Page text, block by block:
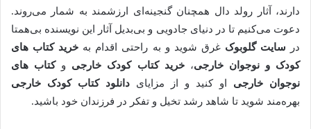
دارند، آثار رولد دال همچنان گنجینه‌ای ارزشمند به شمار می‌روند.
دعوت می‌کنیم تا در دنیای جادویی و بی‌بدیل آثار این نویسنده بی‌همتا
در سایت گلوبوک غرق شوید و به راحتی اقدام به خرید کتاب‌ های
کودک و نوجوان خارجی،خرید کتاب کودک خارجی وکتاب های
نوجوان خارجی او کنید و از مزایای دانلود کتاب کودک خارجی
بهره‌مند شوید تا شاهد رشد تخیل و تفکر در فرزندان خود باشید.